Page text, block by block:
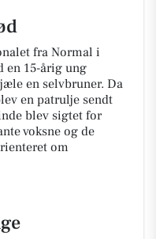
fra Normal i
en 15-årig ung
en selvbruner. Da
en patrulje sendt
blev sigtet for
voksne og de
om